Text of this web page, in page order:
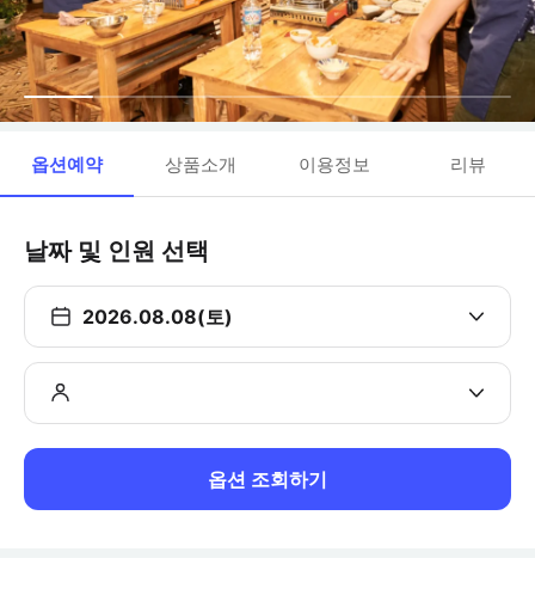
옵션예약 상품소개 이용정보 리뷰
날짜 및 인원 선택
2026.08.08(토)
옵션 조회하기